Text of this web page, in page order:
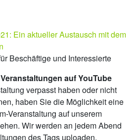
Ein aktueller Austausch mit dem
Beschäftige und Interessierte
auf YouTube
verpasst haben oder nicht
haben Sie die Möglichkeit eine
Veranstaltung auf unserem
Wir werden an jedem Abend
des Tags uploaden.